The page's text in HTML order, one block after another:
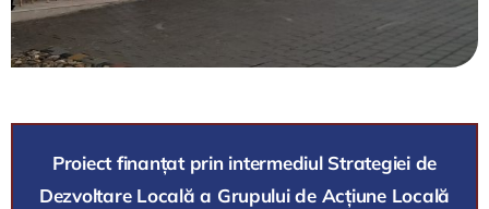
Proiect finanțat prin intermediul Strategiei de
Dezvoltare Locală a Grupului de Acțiune Locală